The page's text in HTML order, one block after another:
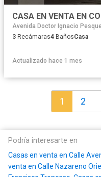
CASA EN VENTA EN
Avenida Doctor Ignacio
3 Recámaras4 BañosCasa
Actualizado hace 1 mes
1 2
Podría interesarte en
Casas en venta en Calle
venta en Calle Nazareno